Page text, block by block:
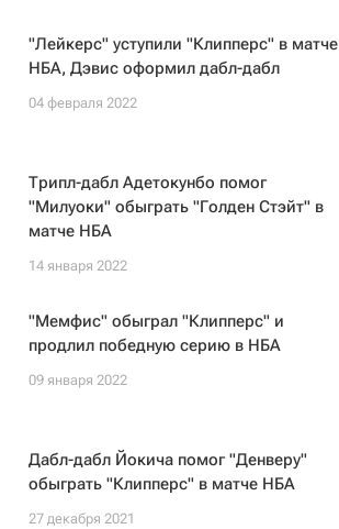
"Лейкерс" уступили "Клипперс" в матче
НБА, Дэвис оформил дабл-дабл
04 февраля 2022
Трипл-дабл Адетокунбо помог
"Милуоки" обыграть "Голден Стэйт" в
матче НБА
14 января 2022
"Мемфис" обыграл "Клипперс" и
продлил победную серию в НБА
09 января 2022
Дабл-дабл Йокича помог "Денверу"
обыграть "Клипперс" в матче НБА
27 декабря 2021